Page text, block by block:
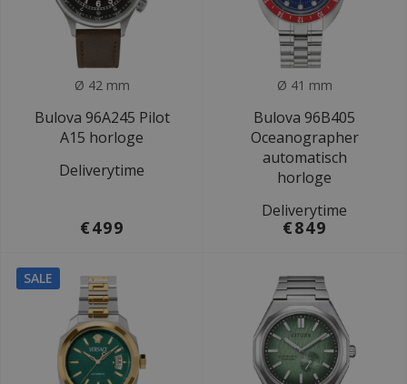
Ø 42 mm
Bulova 96A245 Pilot
A15 horloge
Deliverytime
€499
Ø 41 mm
Bulova 96B405
Oceanographer
automatisch
horloge
Deliverytime
€849
SALE